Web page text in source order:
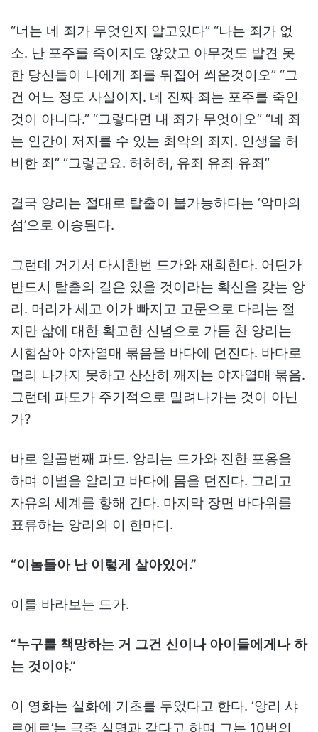
“너는 네 죄가 무엇인지 알고있다” “나는 죄가 없
소. 난 포주를 죽이지도 않았고 아무것도 발견 못
한 당신들이 나에게 죄를 뒤집어 씌운것이오” “그
건 어느 정도 사실이지. 네 진짜 죄는 포주를 죽인
것이 아니다.” “그렇다면 내 죄가 무엇이오” “네 죄
는 인간이 저지를 수 있는 최악의 죄지. 인생을 허
비한 죄” “그렇군요. 허허허, 유죄 유죄 유죄”
결국 앙리는 절대로 탈출이 불가능하다는 ‘악마의
섬’으로 이송된다.
그런데 거기서 다시한번 드가와 재회한다. 어딘가
반드시 탈출의 길은 있을 것이라는 확신을 갖는 앙
리. 머리가 세고 이가 빠지고 고문으로 다리는 절
지만 삶에 대한 확고한 신념으로 가듣 찬 앙리는
시험삼아 야자열매 묶음을 바다에 던진다. 바다로
멀리 나가지 못하고 산산히 깨지는 야자열매 묶음.
그런데 파도가 주기적으로 밀려나가는 것이 아닌
가?
바로 일곱번째 파도. 앙리는 드가와 진한 포옹을
하며 이별을 알리고 바다에 몸을 던진다. 그리고
자유의 세계를 향해 간다. 마지막 장면 바다위를
표류하는 앙리의 이 한마디.
“이놈들아 난 이렇게 살아있어.”
이를 바라보는 드가.
“누구를 책망하는 거 그건 신이나 아이들에게나 하
는 것이야.”
이 영화는 실화에 기초를 두었다고 한다. ‘앙리 샤
르에르’는 극중 실명과 같다고 하며 그는 10번의